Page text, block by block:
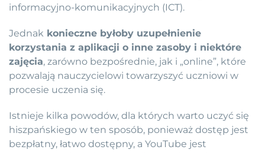
informacyjno-komunikacyjnych (ICT).
Jednak konieczne byłoby uzupełnienie
korzystania z aplikacji o inne zasoby i niektóre
zajęcia, zarówno bezpośrednie, jak i „online”, które
pozwalają nauczycielowi towarzyszyć uczniowi w
procesie uczenia się.
Istnieje kilka powodów, dla których warto uczyć się
hiszpańskiego w ten sposób, ponieważ dostęp jest
bezpłatny, łatwo dostępny, a YouTube jest